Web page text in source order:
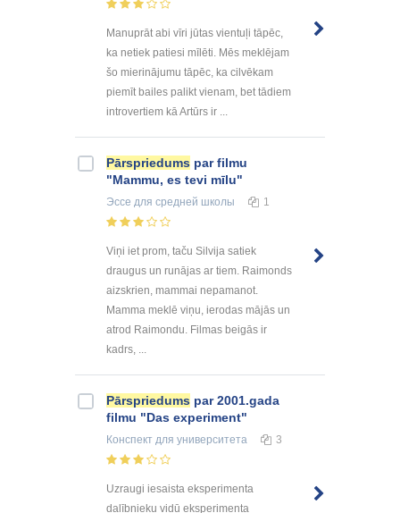
Manuprāt abi vīri jūtas vientuļi tāpēc,
ka netiek patiesi mīlēti. Mēs meklējam
šo mierinājumu tāpēc, ka cilvēkam
piemīt bailes palikt vienam, bet tādiem
introvertiem kā Artūrs ir ...
Pārspriedums par filmu
"Mammu, es tevi mīlu"
Эссе для средней школы 1
Viņi iet prom, taču Silvija satiek
draugus un runājas ar tiem. Raimonds
aizskrien, mammai nepamanot.
Mamma meklē viņu, ierodas mājās un
atrod Raimondu. Filmas beigās ir
kadrs, ...
Pārspriedums par 2001.gada
filmu "Das experiment"
Конспект для университета 3
Uzraugi iesaista eksperimenta
dalībnieku vidū eksperimenta